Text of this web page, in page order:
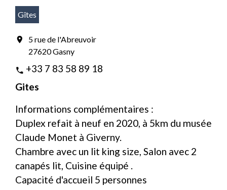
Gîtes
location_on
5 rue de l'Abreuvoir
27620 Gasny
phone +33 7 83 58 89 18
Gites
Informations complémentaires :
Duplex refait à neuf en 2020, à 5km du musée
Claude Monet à Giverny.
Chambre avec un lit king size, Salon avec 2
canapés lit, Cuisine équipé .
Capacité d'accueil 5 personnes